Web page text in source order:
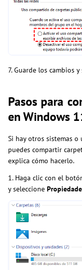
7. Guarde los cambios y
Pasos para
en Windows
Si hay otros sistemas o
puedes compartir
explica cómo hacerlo.
1. Haga clic con el
y seleccione